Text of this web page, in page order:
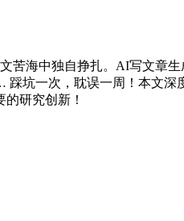
海中独自挣扎。AI写文章
坑一次，耽误一周！本文深
研究创新！